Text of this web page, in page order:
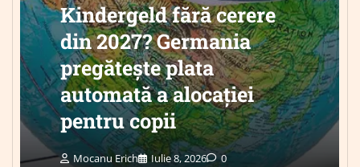
Kindergeld fără cerere
din 2027? Germania
pregătește plata
automată a alocației
pentru copii
Mocanu Erich Iulie 8, 2026 0